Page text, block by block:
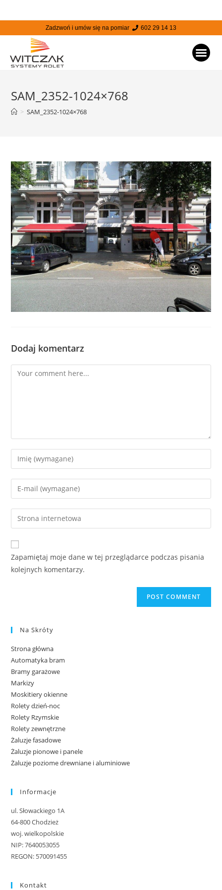
Zadzwoń i umów się na pomiar 602 29 14 13
SAM_2352-1024×768
> SAM_2352-1024×768
Dodaj komentarz
Zapamiętaj moje dane w tej przeglądarce podczas pisania
kolejnych komentarzy.
Na Skróty
Strona główna
Automatyka bram
Bramy garażowe
Markizy
Moskitiery okienne
Rolety dzień-noc
Rolety Rzymskie
Rolety zewnętrzne
Żaluzje fasadowe
Żaluzje pionowe i panele
Żaluzje poziome drewniane i aluminiowe
Informacje
ul. Słowackiego 1A
64-800 Chodzież
woj. wielkopolskie
NIP: 7640053055
REGON: 570091455
Kontakt